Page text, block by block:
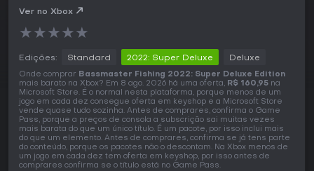
Ver no Xbox
★★★★★
Edições: Standard 2022: Super Deluxe Deluxe
Onde comprar Bassmaster Fishing 2022: Super Deluxe Edition
mais barato na Xbox? Em 8 ago. 2026 há uma oferta, R$ 160,95 na
Microsoft Store. É o normal nesta plataforma, porque menos de um
jogo em cada dez consegue oferta em keyshop e a Microsoft Store
vende quase tudo sozinha. Antes de comprares, confirma o Game
Pass, porque a preços de consola a subscrição sai muitas vezes
mais barata do que um único título. É um pacote, por isso inclui mais
do que um elemento. Antes de comprares, confirma se já tens parte
do conteúdo, porque os pacotes não o descontam. Na Xbox menos de
um jogo em cada dez tem oferta em keyshop, por isso antes de
comprares confirma se o título está no Game Pass.